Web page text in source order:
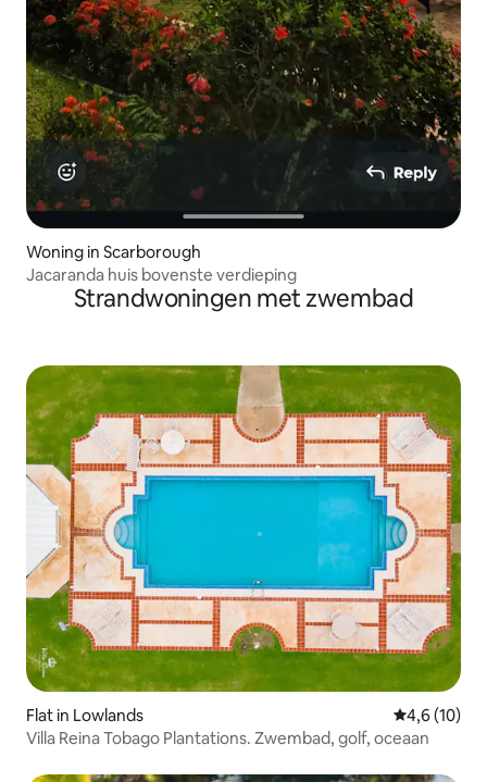
Woning in Scarborough
Jacaranda huis bovenste verdieping
Strandwoningen met zwembad
Flat in Lowlands
4,6 (10)
Villa Reina Tobago Plantations. Zwembad, golf, oceaan